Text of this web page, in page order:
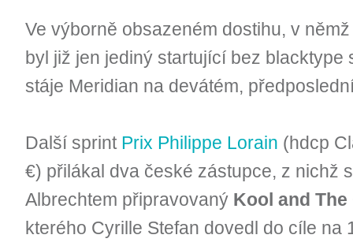
Ve výborně obsazeném dostihu, v
byl již jen jediný startující bez blacktype
stáje Meridian na devátém,
Další sprint Prix Philippe Lorain (hdcp
€) přilákal dva české zástupce, z nichž
Albrechtem připravovaný Kool and The
kterého Cyrille Stefan dovedl do cíle na